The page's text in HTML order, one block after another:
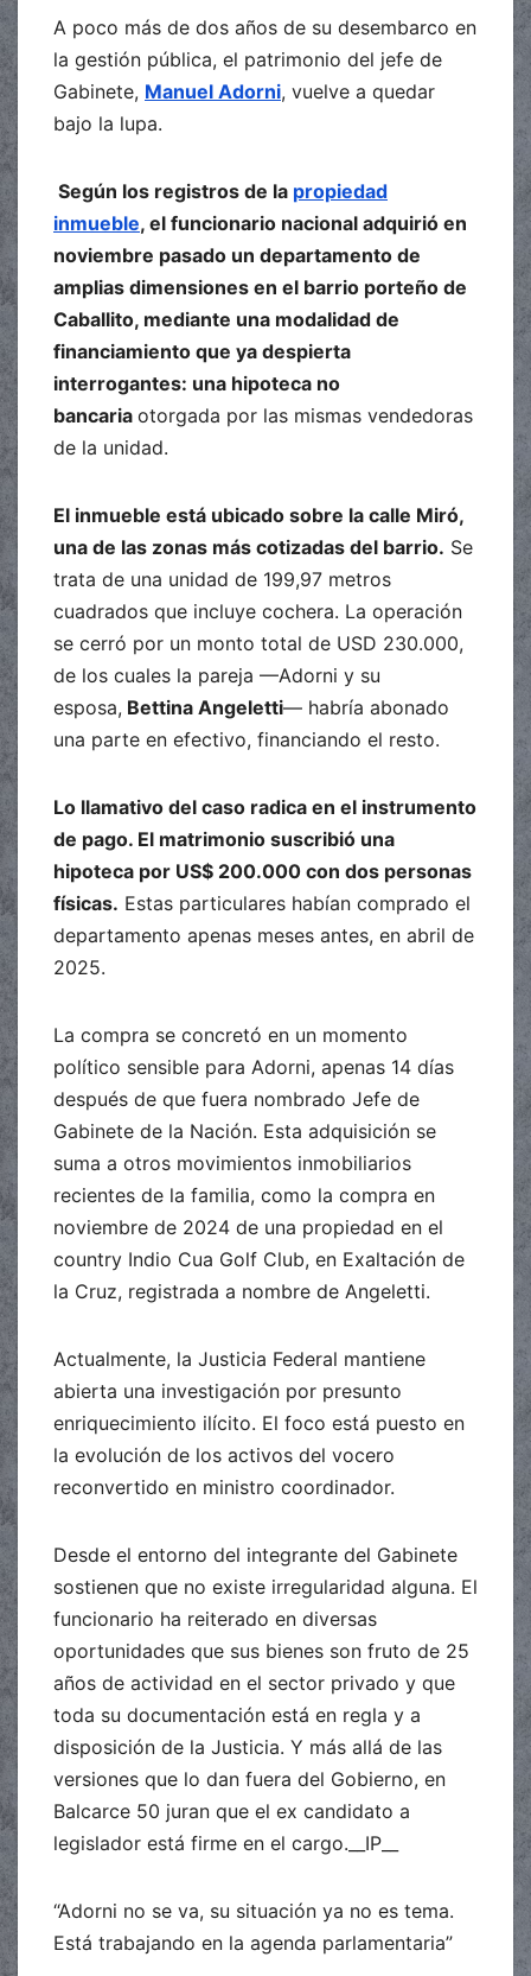
A poco más de dos años de su desembarco en
la gestión pública, el patrimonio del jefe de
Gabinete, Manuel Adorni, vuelve a quedar
bajo la lupa.
Según los registros de la propiedad
inmueble, el funcionario nacional adquirió en
noviembre pasado un departamento de
amplias dimensiones en el barrio porteño de
Caballito, mediante una modalidad de
financiamiento que ya despierta
interrogantes: una hipoteca no
bancaria otorgada por las mismas vendedoras
de la unidad.
El inmueble está ubicado sobre la calle Miró,
una de las zonas más cotizadas del barrio. Se
trata de una unidad de 199,97 metros
cuadrados que incluye cochera. La operación
se cerró por un monto total de USD 230.000,
de los cuales la pareja —Adorni y su
esposa, Bettina Angeletti— habría abonado
una parte en efectivo, financiando el resto.
Lo llamativo del caso radica en el instrumento
de pago. El matrimonio suscribió una
hipoteca por US$ 200.000 con dos personas
físicas. Estas particulares habían comprado el
departamento apenas meses antes, en abril de
2025.
La compra se concretó en un momento
político sensible para Adorni, apenas 14 días
después de que fuera nombrado Jefe de
Gabinete de la Nación. Esta adquisición se
suma a otros movimientos inmobiliarios
recientes de la familia, como la compra en
noviembre de 2024 de una propiedad en el
country Indio Cua Golf Club, en Exaltación de
la Cruz, registrada a nombre de Angeletti.
Actualmente, la Justicia Federal mantiene
abierta una investigación por presunto
enriquecimiento ilícito. El foco está puesto en
la evolución de los activos del vocero
reconvertido en ministro coordinador.
Desde el entorno del integrante del Gabinete
sostienen que no existe irregularidad alguna. El
funcionario ha reiterado en diversas
oportunidades que sus bienes son fruto de 25
años de actividad en el sector privado y que
toda su documentación está en regla y a
disposición de la Justicia. Y más allá de las
versiones que lo dan fuera del Gobierno, en
Balcarce 50 juran que el ex candidato a
legislador está firme en el cargo.__IP__
“Adorni no se va, su situación ya no es tema.
Está trabajando en la agenda parlamentaria”